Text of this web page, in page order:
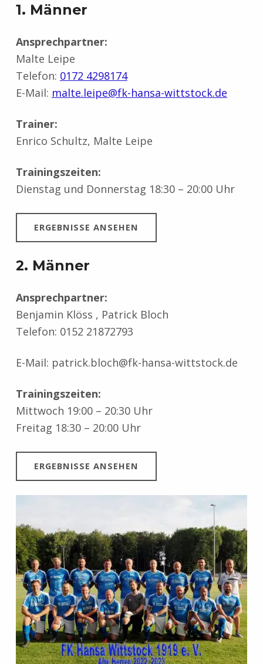
1. Männer
Ansprechpartner:
Malte Leipe
Telefon: 0172 4298174
E-Mail: malte.leipe@fk-hansa-wittstock.de
Trainer:
Enrico Schultz, Malte Leipe
Trainingszeiten:
Dienstag und Donnerstag 18:30 – 20:00 Uhr
ERGEBNISSE ANSEHEN
2. Männer
Ansprechpartner:
Benjamin Klöss , Patrick Bloch
Telefon: 0152 21872793
E-Mail: patrick.bloch@fk-hansa-wittstock.de
Trainingszeiten:
Mittwoch 19:00 – 20:30 Uhr
Freitag 18:30 – 20:00 Uhr
ERGEBNISSE ANSEHEN